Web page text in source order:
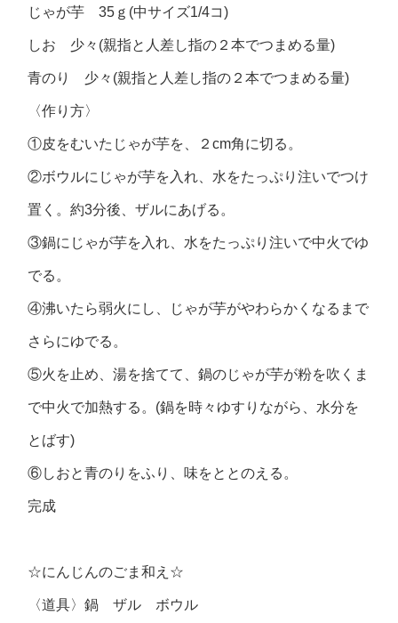
じゃが芋 35ｇ(中サイズ1/4コ)
しお 少々(親指と人差し指の２本でつまめる量)
青のり 少々(親指と人差し指の２本でつまめる量)
〈作り方〉
①皮をむいたじゃが芋を、２cm角に切る。
②ボウルにじゃが芋を入れ、水をたっぷり注いでつけ
置く。約3分後、ザルにあげる。
③鍋にじゃが芋を入れ、水をたっぷり注いで中火でゆ
でる。
④沸いたら弱火にし、じゃが芋がやわらかくなるまで
さらにゆでる。
⑤火を止め、湯を捨てて、鍋のじゃが芋が粉を吹くま
で中火で加熱する。(鍋を時々ゆすりながら、水分を
とばす)
⑥しおと青のりをふり、味をととのえる。
完成
☆にんじんのごま和え☆
〈道具〉鍋 ザル ボウル